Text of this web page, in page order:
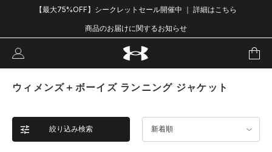
【最大75%OFF】シークレットセール開催中 ｜ 詳細はこちら
商品のお届けに関するお知らせ
ウィメンズ＋ボーイズ ランニング ジャケット
絞り込み検索 新着順